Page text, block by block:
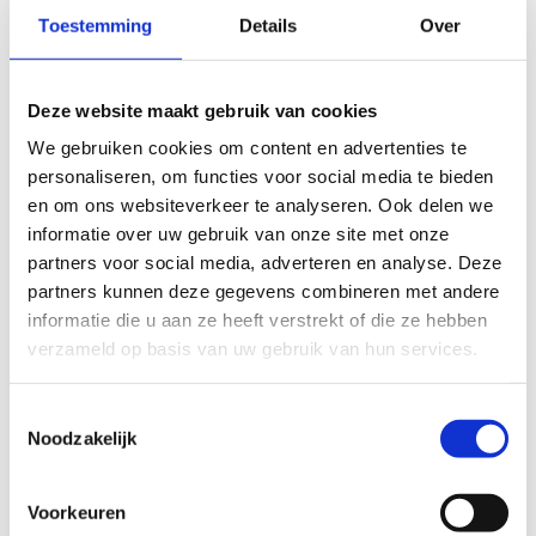
Toestemming Details Over
Deze website maakt gebruik van cookies
We gebruiken cookies om content en advertenties te
personaliseren, om functies voor social media te bieden
en om ons websiteverkeer te analyseren. Ook delen we
informatie over uw gebruik van onze site met onze
partners voor social media, adverteren en analyse. Deze
partners kunnen deze gegevens combineren met andere
informatie die u aan ze heeft verstrekt of die ze hebben
verzameld op basis van uw gebruik van hun services.
Noodzakelijk
Voorkeuren
KOMO Productcertificaat
K45964-01
K4341
KOMO Productcertificaat
K4008
KOMO Systeem attest 4412-
07
KOMO attest
Inbraakwerende Gealan
kunststof gevelelementen S